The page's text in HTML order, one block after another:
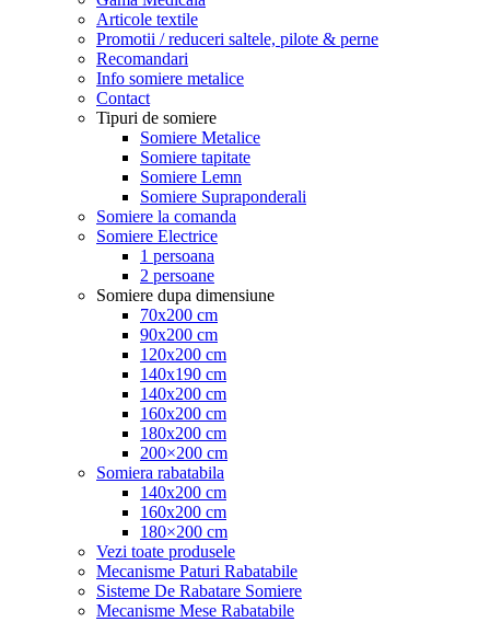
Articole textile
Promotii / reduceri saltele, pilote & perne
Recomandari
Info somiere metalice
Contact
Tipuri de somiere
Somiere Metalice
Somiere tapitate
Somiere Lemn
Somiere Supraponderali
Somiere la comanda
Somiere Electrice
1 persoana
2 persoane
Somiere dupa dimensiune
70x200 cm
90x200 cm
120x200 cm
140x190 cm
140x200 cm
160x200 cm
180x200 cm
200×200 cm
Somiera rabatabila
140x200 cm
160x200 cm
180×200 cm
Vezi toate produsele
Mecanisme Paturi Rabatabile
Sisteme De Rabatare Somiere
Mecanisme Mese Rabatabile